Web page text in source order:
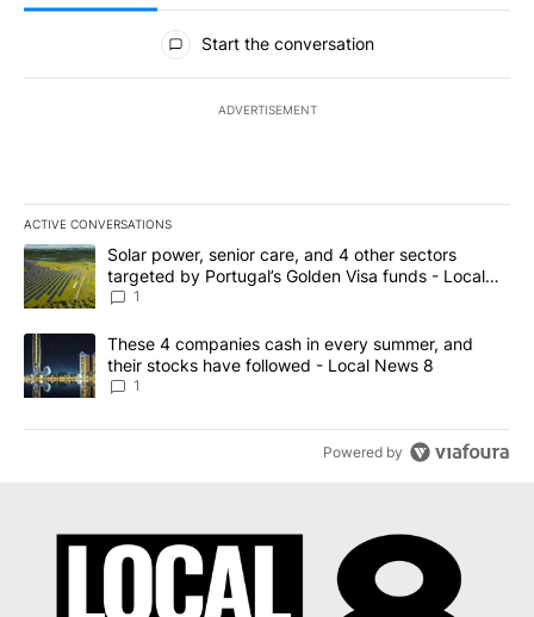
All Comments
Start the conversation
ADVERTISEMENT
ACTIVE CONVERSATIONS
The following is a list of the most commented articles in the last
A trending article titled "Solar power, senior care, and 4 other
Solar power, senior care, and 4 other sectors
targeted by Portugal’s Golden Visa funds - Local
News 8
1
A trending article titled "These 4 companies cash in every
These 4 companies cash in every summer, and
their stocks have followed - Local News 8
1
Powered by